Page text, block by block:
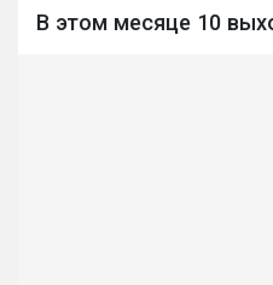
В этом месяце 10